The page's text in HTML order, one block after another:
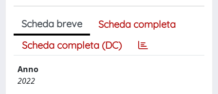
Scheda breve
Scheda completa
Scheda completa (DC)
Anno
2022